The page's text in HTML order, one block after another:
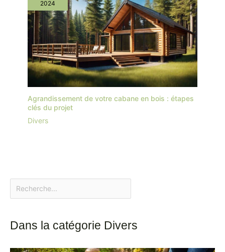
2024
Agrandissement de votre cabane en bois : étapes
clés du projet
Divers
Dans la catégorie Divers